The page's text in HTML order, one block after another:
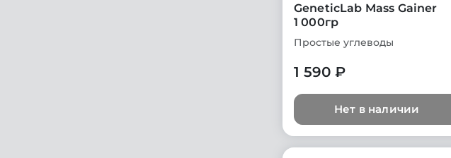
GeneticLab Mass Gainer
1 000гр
Простые углеводы
1 590 ₽
Нет в наличии